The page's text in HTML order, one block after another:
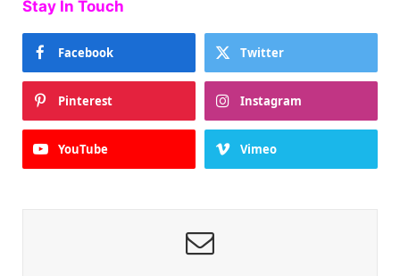
Stay In Touch
Facebook Twitter
Pinterest Instagram
YouTube Vimeo